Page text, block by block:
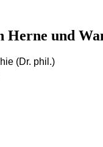
Herne und
(Dr. phil.)